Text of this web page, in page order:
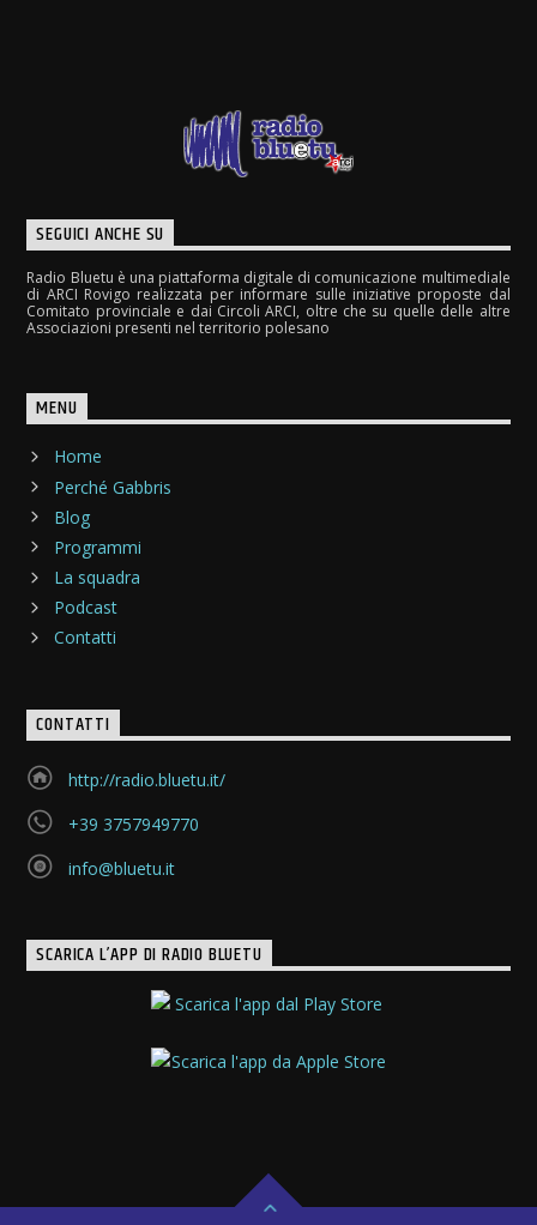
SEGUICI ANCHE SU
Radio Bluetu è una piattaforma digitale di comunicazione multimediale
di ARCI Rovigo realizzata per informare sulle iniziative proposte dal
Comitato provinciale e dai Circoli ARCI, oltre che su quelle delle altre
Associazioni presenti nel territorio polesano
MENU
Home
Perché Gabbris
Blog
Programmi
La squadra
Podcast
Contatti
CONTATTI
http://radio.bluetu.it/
+39 3757949770
info@bluetu.it
SCARICA L’APP DI RADIO BLUETU